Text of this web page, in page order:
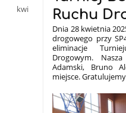
kwi
Ruchu
Dnia 28 kwietnia
drogowego przy
eliminacje
Drogowym.
Adamski, Bruno
miejsce.